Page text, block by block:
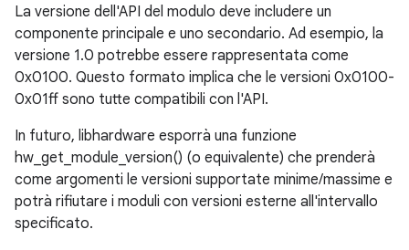
La versione dell'API del modulo deve includere un
componente principale e uno secondario. Ad esempio, la
versione 1.0 potrebbe essere rappresentata come
0x0100. Questo formato implica che le versioni 0x0100-
0x01ff sono tutte compatibili con l'API.
In futuro, libhardware esporrà una funzione
hw_get_module_version() (o equivalente) che prenderà
come argomenti le versioni supportate minime/massime e
potrà rifiutare i moduli con versioni esterne all'intervallo
specificato.